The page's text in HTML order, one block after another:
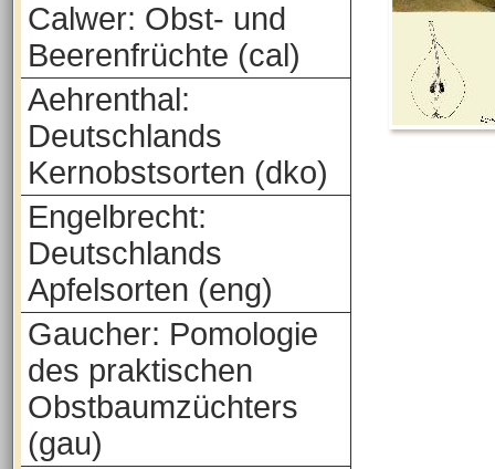
Calwer: Obst- und
Beerenfrüchte (cal)
Aehrenthal:
Deutschlands
Kernobstsorten (dko)
Engelbrecht:
Deutschlands
Apfelsorten (eng)
Gaucher: Pomologie
des praktischen
Obstbaumzüchters
(gau)